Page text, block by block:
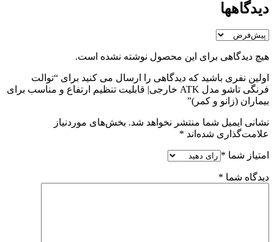
دیدگاهها
هیچ دیدگاهی برای این محصول نوشته نشده است.
اولین نفری باشید که دیدگاهی را ارسال می کنید برای “توالت
فرنگی تاشو مدل ATK خارجی| قابلیت تنظیم ارتفاع و مناسب برای
بیماران (زانو و کمر)”
نشانی ایمیل شما منتشر نخواهد شد. بخش‌های موردنیاز
علامت‌گذاری شده‌اند *
امتیاز شما *
دیدگاه شما *